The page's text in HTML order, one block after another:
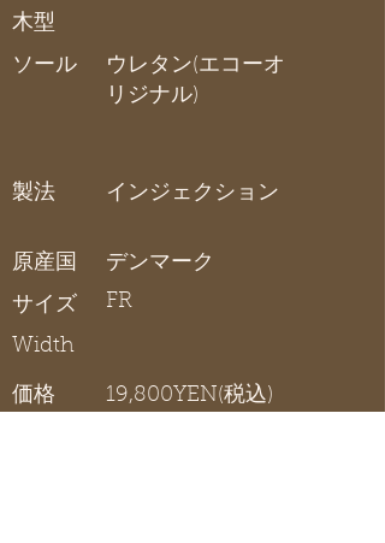
木型
ソール
ウレタン(エコーオ
リジナル)
製法 インジェクション
原産国
サイズ
Width
デンマーク
FR
価格 19,800YEN(税込)